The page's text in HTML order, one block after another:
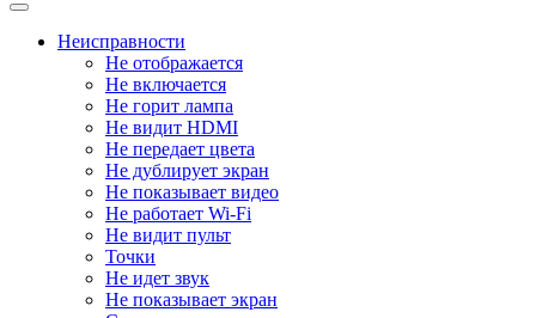
Неисправности
Не отображается
Не включается
Не горит лампа
Не видит HDMI
Не передает цвета
Не дублирует экран
Не показывает видео
Не работает Wi-Fi
Не видит пульт
Точки
Не идет звук
Не показывает экран